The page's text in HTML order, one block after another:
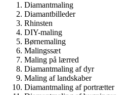
Diamantmaling
Diamantbilleder
Rhinsten
DIY-maling
Børnemaling
Malingssæt
Maling på lærred
Diamantmaling af dyr
Maling af landskaber
Diamantmaling af portrætter